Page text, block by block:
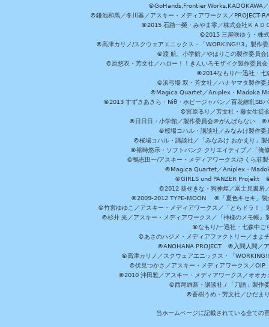
©GoHands,Frontier Works,KADOKAWA
©鎌池和馬／冬川基／アスキー・メディアワークス／
©2015 石踏一榮・みやま零／株式会社ＫＡＤ
©2015 三屋咲ゆう・株
©高津カリノ/スクウェアエニックス・「WORKING!!3」製作
©渡 航、小学館／やはりこの製作委員
©原悠衣・芳文社／ハロー！！きんいろモザイク製作委員
©2014なもり/一迅社・
©浜弓場 双・芳文社／ハナヤマタ製作
©Magica Quartet／Aniplex・Madoka
©2013 すずきあきら・Niθ・ホビージャパン／百花繚乱
©宮原るり／芳文社・藤女生徒
©日日日・小学館／製作委員会＠がんばらない
©桜場コハル・講談社／みなみけ製作
©桜場コハル・講談社／「みなみけ おかえり」
©裕時悠示・ソフトバンク クリエイティブ／「
©鴨志田一/アスキー・メディアワークス/さく
©Magica Quartet／Aniplex・
©GIRLS und PANZER Projekt ©
©2012 葵せきな・狗神煌／富士見書
©2009-2012 TYPE-MOON ©「夏色キセキ」製
©竹宮ゆゆこ／アスキー・メディアワークス／「とらドラ！
©杉井 光／アスキー・メディアワークス／『神様のメモ帳
©なもり/一迅社・七森中
©あさのハジメ・メディアファクトリー／ま
©ANOHANA PROJECT ©入間人間／ア
©高津カリノ／スクウェアエニックス・「
©伏見つかさ／アスキー・メディアワークス／
©2010 沖田雅／アスキー・メディアワークス／オオ
©西尾維新・講談社 / 「刀語」製作
©蒼樹うめ・芳文社／ひだま
当ホームページに記載されている全ての